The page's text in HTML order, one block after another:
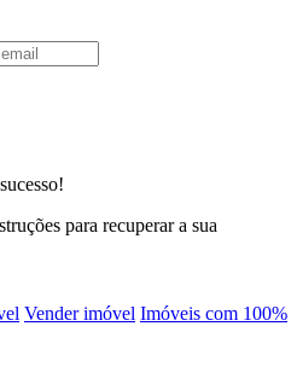
para recuperar a sua
Vender imóvel Imóveis com 100%